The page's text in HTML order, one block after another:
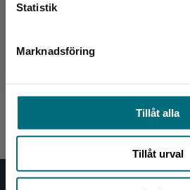
Statistik
Marknadsföring
Tillåt alla
Tillåt urval
147 krinkl. moms
Exkl. moms: 139 kr